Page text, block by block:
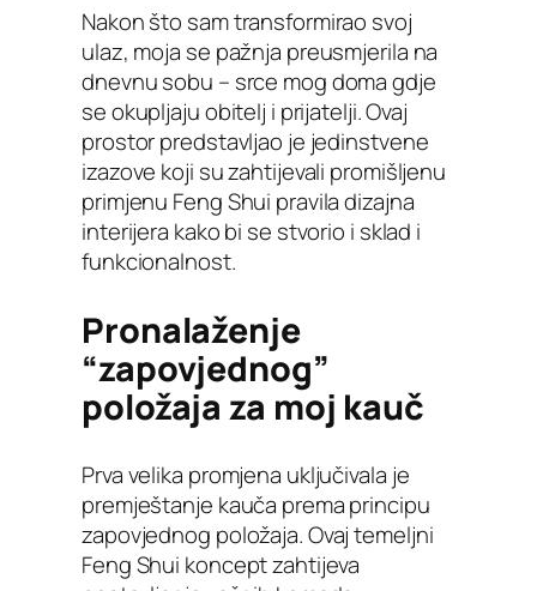
Nakon što sam transformirao svoj
ulaz, moja se pažnja preusmjerila na
dnevnu sobu – srce mog doma gdje
se okupljaju obitelj i prijatelji. Ovaj
prostor predstavljao je jedinstvene
izazove koji su zahtijevali promišljenu
primjenu Feng Shui pravila dizajna
interijera kako bi se stvorio i sklad i
funkcionalnost.
Pronalaženje
“zapovjednog”
položaja za moj kauč
Prva velika promjena uključivala je
premještanje kauča prema principu
zapovjednog položaja. Ovaj temeljni
Feng Shui koncept zahtijeva